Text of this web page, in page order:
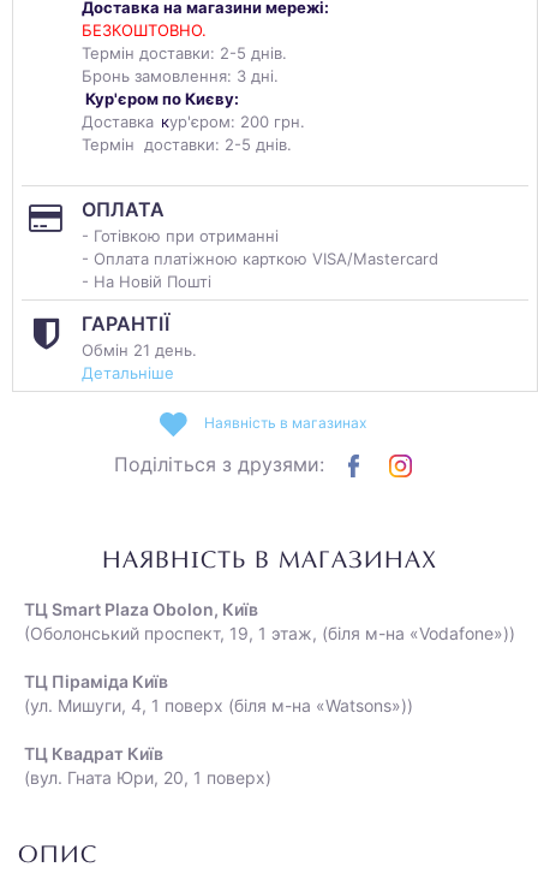
Доставка на магазини мережі:
БЕЗКОШТОВНО.
Термін доставки: 2-5 днів.
Бронь замовлення: 3 дні.
Кур'єром по Києву:
Доставка кур'єром: 200 грн.
Термін доставки: 2-5 днів.
ОПЛАТА
- Готівкою при отриманні
- Оплата платіжною карткою VISA/Mastercard
- На Новій Пошті
ГАРАНТІЇ
Обмін 21 день.
Детальніше
Наявність в магазинах
Поділіться з друзями:
НАЯВНІСТЬ В МАГАЗИНАХ
ТЦ Smart Plaza Obolon, Київ
(Оболонський проспект, 19, 1 этаж, (біля м-на «Vodafone»))
ТЦ Піраміда Київ
(ул. Мишуги, 4, 1 поверх (біля м-на «Watsons»))
ТЦ Квадрат Київ
(вул. Гната Юри, 20, 1 поверх)
ОПИС